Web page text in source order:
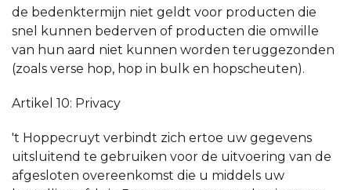
de bedenktermijn niet geldt voor producten die
snel kunnen bederven of producten die omwille
van hun aard niet kunnen worden teruggezonden
(zoals verse hop, hop in bulk en hopscheuten).
Artikel 10: Privacy
't Hoppecruyt verbindt zich ertoe uw gegevens
uitsluitend te gebruiken voor de uitvoering van de
afgesloten overeenkomst die u middels uw